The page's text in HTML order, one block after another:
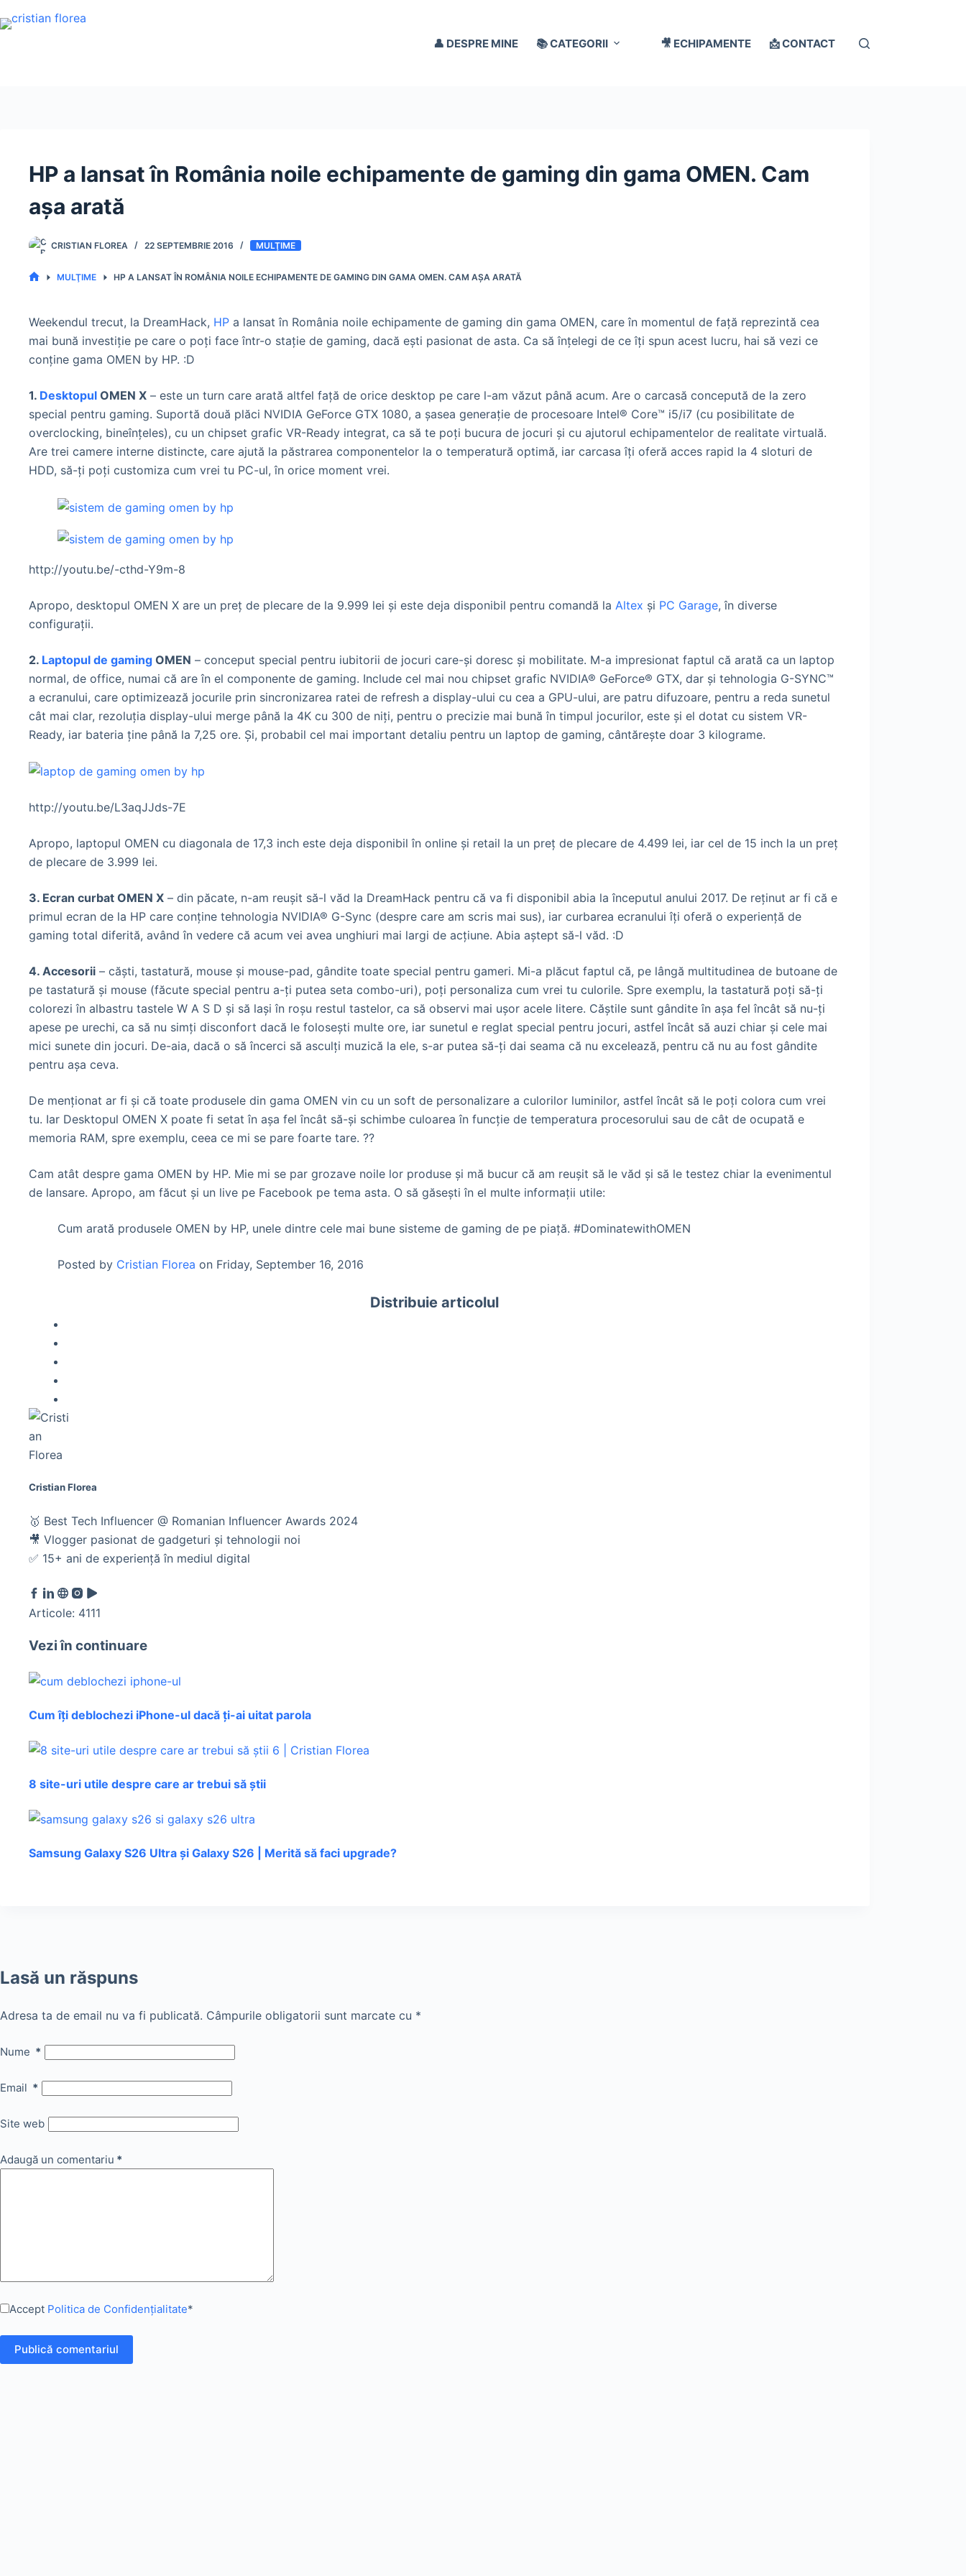
la
👤 DESPRE MINE 📚 CATEGORII 🎥 ECHIPAMENTE 📩 CONTACT
HP a lansat în România noile echipamente de gaming din gama OMEN. Cam
așa arată
CRISTIAN FLOREA 22 SEPTEMBRIE 2016 MULŢIME
MULŢIME HP A LANSAT ÎN ROMÂNIA NOILE ECHIPAMENTE DE GAMING DIN GAMA OMEN. CAM AȘA ARATĂ
Weekendul trecut, la DreamHack, HP a lansat în România noile echipamente de gaming din gama OMEN, care în momentul de față reprezintă cea
mai bună investiție pe care o poți face într-o stație de gaming, dacă ești pasionat de asta. Ca să înțelegi de ce îți spun acest lucru, hai să vezi ce
conține gama OMEN by HP. :D
1. Desktopul OMEN X – este un turn care arată altfel față de orice desktop pe care l-am văzut până acum. Are o carcasă concepută de la zero
special pentru gaming. Suportă două plăci NVIDIA GeForce GTX 1080, a șasea generație de procesoare Intel® Core™ i5/i7 (cu posibilitate de
overclocking, bineînțeles), cu un chipset grafic VR-Ready integrat, ca să te poți bucura de jocuri și cu ajutorul echipamentelor de realitate virtuală.
Are trei camere interne distincte, care ajută la păstrarea componentelor la o temperatură optimă, iar carcasa îți oferă acces rapid la 4 sloturi de
HDD, să-ți poți customiza cum vrei tu PC-ul, în orice moment vrei.
http://youtu.be/-cthd-Y9m-8
Apropo, desktopul OMEN X are un preţ de plecare de la 9.999 lei şi este deja disponibil pentru comandă la Altex şi PC Garage, în diverse
configuraţii.
2. Laptopul de gaming OMEN – conceput special pentru iubitorii de jocuri care-și doresc și mobilitate. M-a impresionat faptul că arată ca un laptop
normal, de office, numai că are în el componente de gaming. Include cel mai nou chipset grafic NVIDIA® GeForce® GTX, dar și tehnologia G-SYNC™
a ecranului, care optimizează jocurile prin sincronizarea ratei de refresh a display-ului cu cea a GPU-ului, are patru difuzoare, pentru a reda sunetul
cât mai clar, rezoluția display-ului merge până la 4K cu 300 de niți, pentru o precizie mai bună în timpul jocurilor, este și el dotat cu sistem VR-
Ready, iar bateria ține până la 7,25 ore. Și, probabil cel mai important detaliu pentru un laptop de gaming, cântărește doar 3 kilograme.
http://youtu.be/L3aqJJds-7E
Apropo, laptopul OMEN cu diagonala de 17,3 inch este deja disponibil în online şi retail la un preţ de plecare de 4.499 lei, iar cel de 15 inch la un preţ
de plecare de 3.999 lei.
3. Ecran curbat OMEN X – din păcate, n-am reușit să-l văd la DreamHack pentru că va fi disponibil abia la începutul anului 2017. De reținut ar fi că e
primul ecran de la HP care conține tehnologia NVIDIA® G-Sync (despre care am scris mai sus), iar curbarea ecranului îți oferă o experiență de
gaming total diferită, având în vedere că acum vei avea unghiuri mai largi de acțiune. Abia aștept să-l văd. :D
4. Accesorii – căști, tastatură, mouse și mouse-pad, gândite toate special pentru gameri. Mi-a plăcut faptul că, pe lângă multitudinea de butoane de
pe tastatură și mouse (făcute special pentru a-ți putea seta combo-uri), poți personaliza cum vrei tu culorile. Spre exemplu, la tastatură poți să-ți
colorezi în albastru tastele W A S D și să lași în roșu restul tastelor, ca să observi mai ușor acele litere. Căștile sunt gândite în așa fel încât să nu-ți
apese pe urechi, ca să nu simți disconfort dacă le folosești multe ore, iar sunetul e reglat special pentru jocuri, astfel încât să auzi chiar și cele mai
mici sunete din jocuri. De-aia, dacă o să încerci să asculți muzică la ele, s-ar putea să-ți dai seama că nu excelează, pentru că nu au fost gândite
pentru așa ceva.
De menționat ar fi și că toate produsele din gama OMEN vin cu un soft de personalizare a culorilor luminilor, astfel încât să le poți colora cum vrei
tu. Iar Desktopul OMEN X poate fi setat în așa fel încât să-și schimbe culoarea în funcție de temperatura procesorului sau de cât de ocupată e
memoria RAM, spre exemplu, ceea ce mi se pare foarte tare. ??
Cam atât despre gama OMEN by HP. Mie mi se par grozave noile lor produse și mă bucur că am reușit să le văd și să le testez chiar la evenimentul
de lansare. Apropo, am făcut și un live pe Facebook pe tema asta. O să găsești în el multe informații utile:
Cum arată produsele OMEN by HP, unele dintre cele mai bune sisteme de gaming de pe piață. #DominatewithOMEN
Posted by Cristian Florea on Friday, September 16, 2016
Distribuie articolul
Cristian Florea
🥇 Best Tech Influencer @ Romanian Influencer Awards 2024
🎥 Vlogger pasionat de gadgeturi și tehnologii noi
✅ 15+ ani de experiență în mediul digital
Articole: 4111
Vezi în continuare
Cum îți deblochezi iPhone-ul dacă ți-ai uitat parola
8 site-uri utile despre care ar trebui să știi
Samsung Galaxy S26 Ultra și Galaxy S26 | Merită să faci upgrade?
Lasă un răspuns
Adresa ta de email nu va fi publicată. Câmpurile obligatorii sunt marcate cu *
Nume *
Email *
Site web
Adaugă un comentariu *
Accept Politica de Confidențialitate*
Publică comentariul